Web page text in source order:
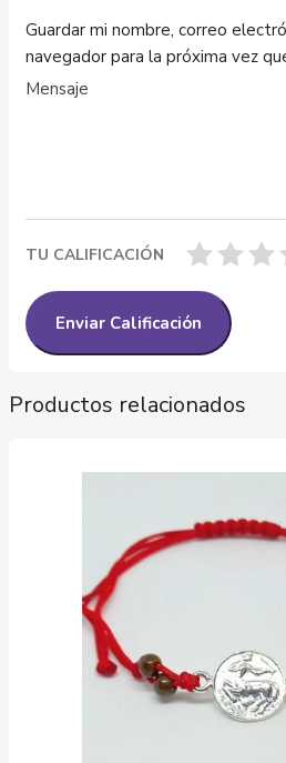
Guardar mi nombre, correo
navegador para la próxima vez
TU CALIFICACIÓN
Productos relacionados